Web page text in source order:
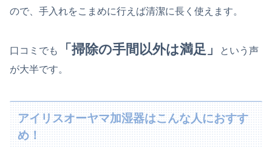
ので、手入れをこまめに行えば清潔に長く使えます。
口コミでも 「掃除の手間以外は満足」
という声
が大半です。
アイリスオーヤマ加湿器はこんな人におすす
め！